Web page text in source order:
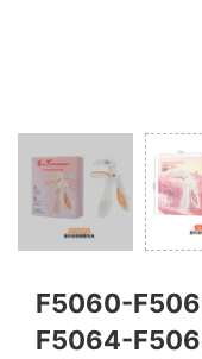
F5060-
F5064-